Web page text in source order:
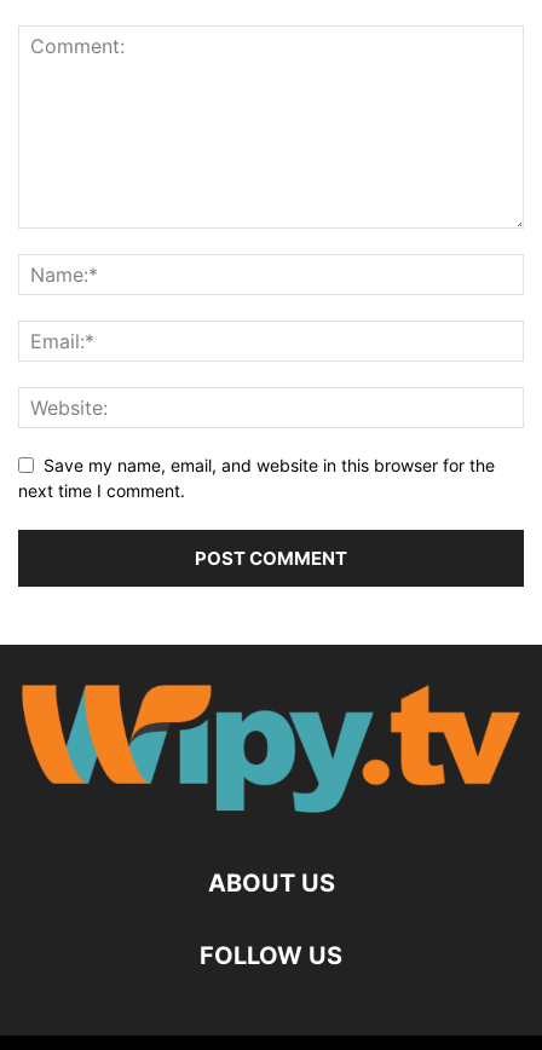
Save my name, email, and website in this browser for the
next time I comment.
ABOUT US
FOLLOW US